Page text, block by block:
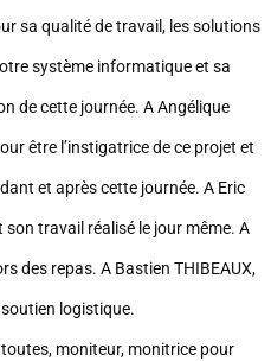
sa qualité de travail, les solutions
système informatique et sa
de cette journée. A Angélique
être l’instigatrice de ce projet et
et après cette journée. A Eric
son travail réalisé le jour même. A
des repas. A Bastien THIBEAUX,
logistique.
moniteur, monitrice pour